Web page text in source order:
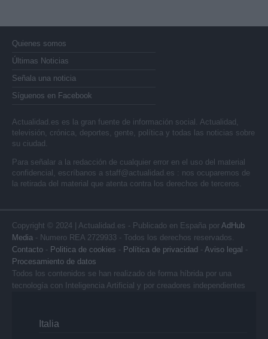
Quienes somos
Últimas Noticias
Señala una noticia
Síguenos en Facebook
Actualidad.es es la gran fuente de información social. Actualidad,
televisión, crónica, deportes, gente, política y todas las noticias sobre
su ciudad.
Para señalar a la redacción de cualquier error en el uso del material
confidencial, escríbanos a staff@actualidad.es : nos ocuparemos de
la retirada del material que atenta contra los derechos de terceros.
Copyright © 2024 | Actualidad.es - Publicado en España por AdHub
Media - Numero REA 2729933 - Todos los derechos reservados.
Contacto - Politica de cookies - Política de privacidad - Aviso legal -
Procesamiento de datos
Todos los contenidos se han realizado de forma híbrida por una
tecnología con Inteligencia Artificial y por creadores independientes
Italia